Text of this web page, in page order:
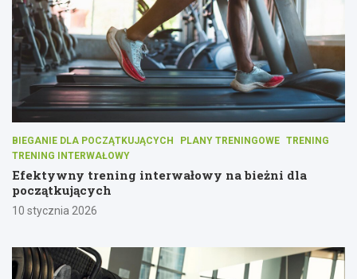
BIEGANIE DLA POCZĄTKUJĄCYCH PLANY TRENINGOWE TRENING
TRENING INTERWAŁOWY
Efektywny trening interwałowy na bieżni dla
początkujących
10 stycznia 2026